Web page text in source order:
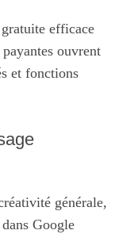
efficace
ouvrent
et fonctions
générale,
Google